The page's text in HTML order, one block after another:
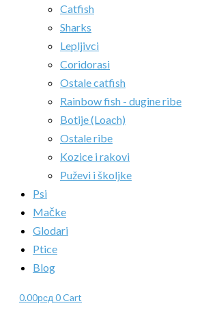
Catfish
Sharks
Lepljivci
Coridorasi
Ostale catfish
Rainbow fish - dugine ribe
Botije (Loach)
Ostale ribe
Kozice i rakovi
Puževi i školjke
Psi
Mačke
Glodari
Ptice
Blog
0.00рсд 0Cart